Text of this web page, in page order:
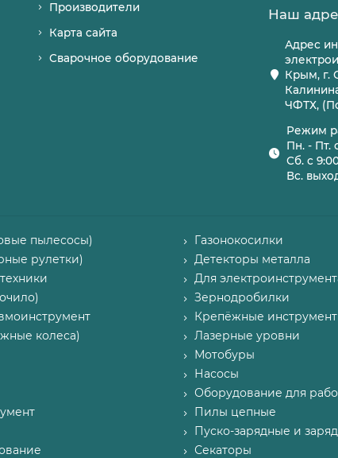
Производители
Карта сайта
Сварочное оборудование
Наш
Адрес
Крым, г.
ЧФТХ,
Режим
Пн. - Пт.
Сб. с
Вс.
пылесосы)
Газонокосилки
рулетки)
Детекторы металла
Для
Зернодробилки
Крепёжные
колеса)
Лазерные уровни
Мотобуры
Насосы
Оборудование для
Пилы цепные
Пуско-зарядные и
Секаторы